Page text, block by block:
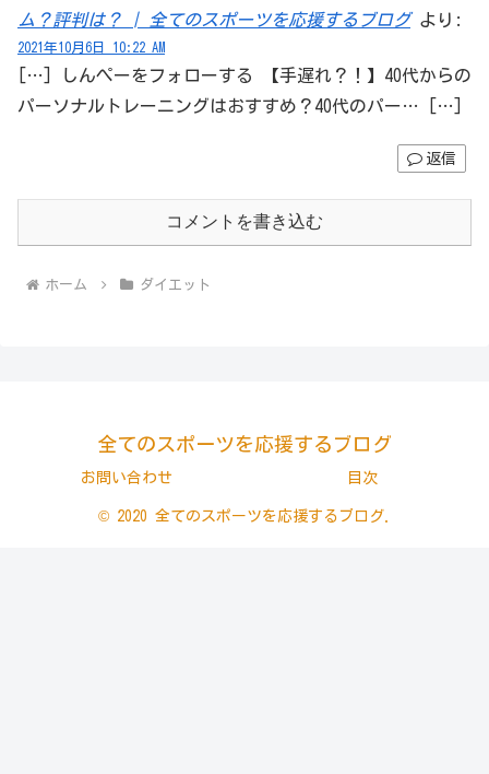
ム？評判は？ | 全てのスポーツを応援するブログ より:
2021年10月6日 10:22 AM
[…] しんぺーをフォローする 【手遅れ？！】40代からの
パーソナルトレーニングはおすすめ？40代のパー… […]
返信
コメントを書き込む
ホーム ダイエット
全てのスポーツを応援するブログ
お問い合わせ 目次
© 2020 全てのスポーツを応援するブログ.